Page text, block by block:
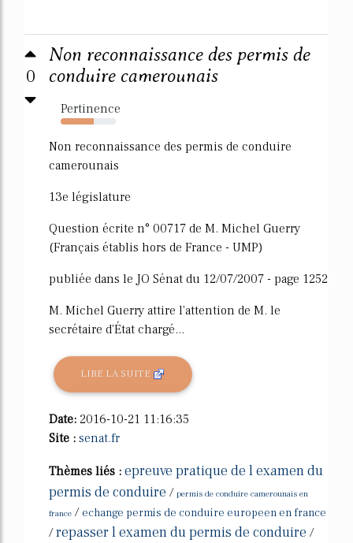
0
Non reconnaissance des permis de
conduire camerounais
Pertinence
60%
Non reconnaissance des permis de conduire
camerounais
13e législature
Question écrite n° 00717 de M. Michel Guerry
(Français établis hors de France - UMP)
publiée dans le JO Sénat du 12/07/2007 - page 1252
M. Michel Guerry attire l'attention de M. le
secrétaire d'État chargé...
LIRE LA SUITE
Date: 2016-10-21 11:16:35
Site : senat.fr
Thèmes liés : epreuve pratique de l examen du
permis de conduire / permis de conduire camerounais en
france / echange permis de conduire europeen en france
/repasser l examen du permis de conduire /